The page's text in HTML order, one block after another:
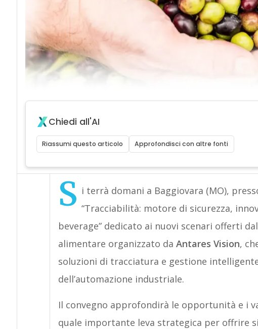
Chiedi all'AI
Riassumi questo articolo Approfondisci con altre fonti
S i terrà domani a Baggiovara (MO),
“Tracciabilità: motore di sicurezza,
beverage” dedicato ai nuovi scenari offerti
alimentare organizzato da Antares Vision,
soluzioni di tracciatura e gestione
dell’automazione industriale.
Il convegno approfondirà le opportunità e i
quale importante leva strategica per offrire